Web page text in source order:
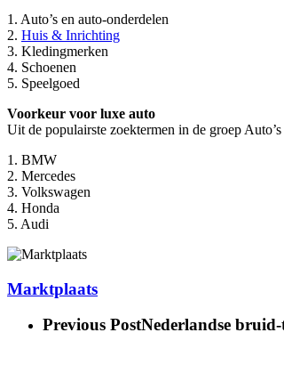
1. Auto’s en auto-onderdelen
2. Huis & Inrichting
3. Kledingmerken
4. Schoenen
5. Speelgoed
Voorkeur voor luxe auto
Uit de populairste zoektermen in de groep
1. BMW
2. Mercedes
3. Volkswagen
4. Honda
5. Audi
Marktplaats
Previous PostNederlandse